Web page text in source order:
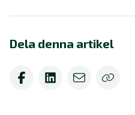
Dela denna artikel